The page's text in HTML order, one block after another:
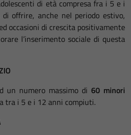
di età compresa fra i 5 e i
offrire, anche nel periodo estivo,
occasioni di crescita positivamente
l’inserimento sociale di questa
un numero massimo di 60 minori
tra i 5 e i 12 anni compiuti.